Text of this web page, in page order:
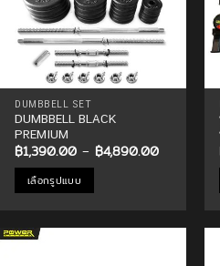
may
be
chosen
the
product
page
DUMBBELL SET
DUMBBELL BLACK
PREMIUM
฿1,390.00 – ฿4,890.00Price
฿1,390.00
฿
เลือกรูปแบบ
has